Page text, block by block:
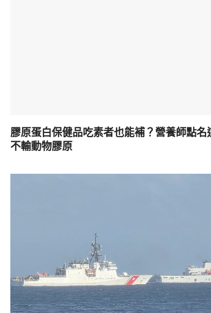
膠原蛋白保健品吃素者也能補？營養師點名
不輸動物膠原